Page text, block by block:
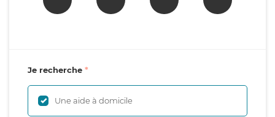
Je recherche
Une aide à domicile